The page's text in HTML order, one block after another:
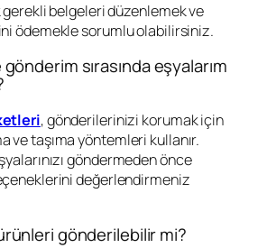
belgeleri düzenlemek ve
ödemekle sorumlu olabilirsiniz.
sırasında eşyalarım
, gönderilerinizi korumak için
ve taşıma yöntemleri kullanır.
göndermeden önce
değerlendirmeniz
gönderilebilir mi?